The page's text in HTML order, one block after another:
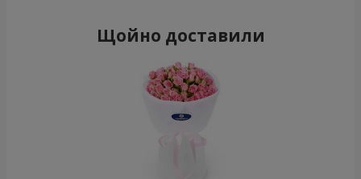
Щойно доставили